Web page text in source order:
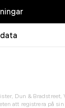
Dun & Bradstreet,
att registrera på sin